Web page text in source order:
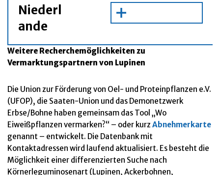
Hauptgenossenschaft
Nahe-Mühle
Marktgemeinschaft
Ökoflur GmbH
Nottleben
Mineralfutter
Niederl
ande
Firma Stadt Lupinenart
Deurne
(NL)
Öko & konv.
Frank Food
Products
Twello
(NL)
/ Öko & konv.
Weitere Recherchemöglichkeiten zu
Vermarktungspartnern von Lupinen
Die Union zur Förderung von Oel- und Proteinpflanzen e.V.
(UFOP), die Saaten-Union und das Demonetzwerk
Erbse/Bohne haben gemeinsam das Tool „Wo
Eiweißpflanzen vermarken?“ – oder kurz Abnehmerkarte
genannt – entwickelt. Die Datenbank mit
Kontaktadressen wird laufend aktualisiert. Es besteht die
Möglichkeit einer differenzierten Suche nach
Körnerleguminosenart (Lupinen, Ackerbohnen,